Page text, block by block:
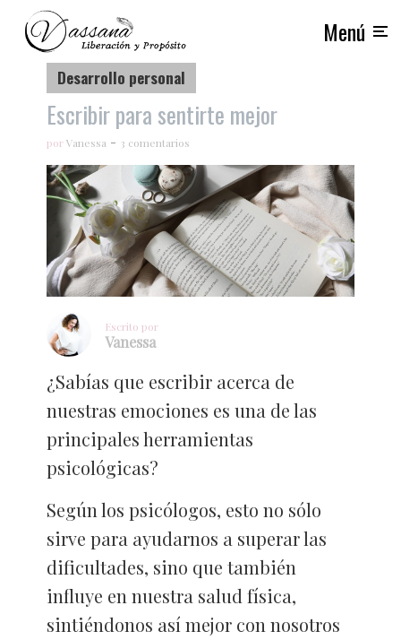
Menú
Desarrollo personal
Escribir para sentirte mejor
porVanessa 3 comentarios
Escrito por
Vanessa
¿Sabías que escribir acerca de
nuestras emociones es una de las
principales herramientas
psicológicas?
Según los psicólogos, esto no sólo
sirve para ayudarnos a superar las
dificultades, sino que también
influye en nuestra salud física,
sintiéndonos así mejor con nosotros